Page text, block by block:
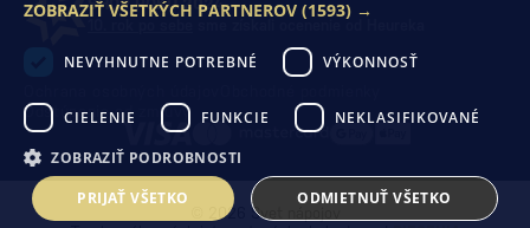
sme získali ocenenie od Heureka
Odstúpenie od zmluvy
© 2026 Svet nápojov
ZOBRAZIŤ VŠETKÝCH PARTNEROV (1593) →
NEVYHNUTNE POTREBNÉ VÝKONNOSŤ
CIELENIE FUNKCIE NEKLASIFIKOVANÉ
ZOBRAZIŤ PODROBNOSTI
PRIJAŤ VŠETKO
ODMIETNUŤ VŠETKO